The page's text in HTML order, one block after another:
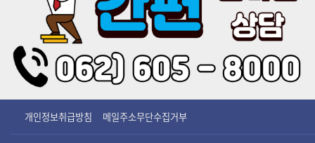
개인정보취급방침 메일주소무단수집거부